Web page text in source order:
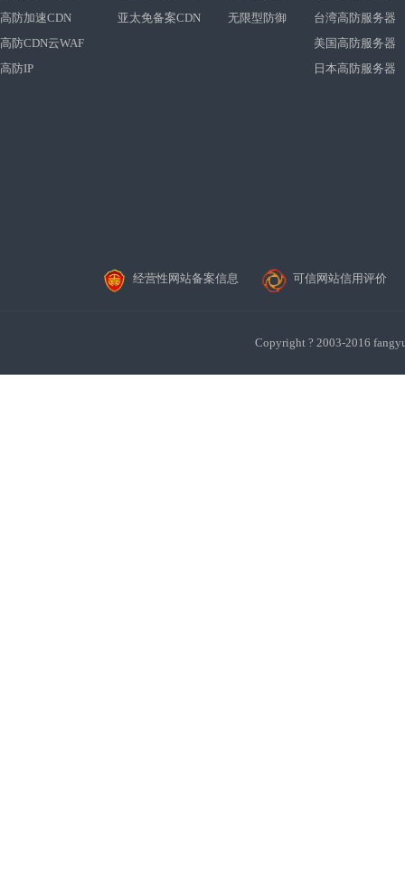
高防加速CDN
高防CDN云WAF
高防IP
亚太免备案CDN
无限型防御
台湾高防服务器
美国高防服务器
日本高防服务器
经营性网站备案信息 可信网站信用评价
Copyright ? 2003-2016